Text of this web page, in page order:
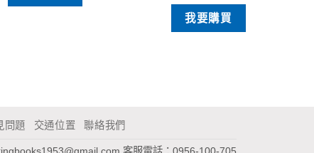
我要購買
問題 交通位置 聯絡我們